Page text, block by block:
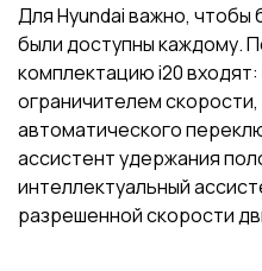
Для Hyundai важно,
были доступны каждому.
комплектацию i20
ограничителем
автоматического
ассистент удержания
интеллектуальный
разрешенной скорости